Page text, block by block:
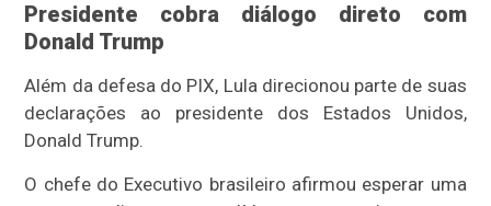
Presidente cobra diálogo direto com
Donald Trump
Além da defesa do PIX, Lula direcionou parte de suas
declarações ao presidente dos Estados Unidos,
Donald Trump.
O chefe do Executivo brasileiro afirmou esperar uma